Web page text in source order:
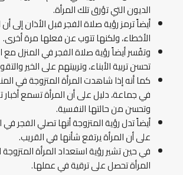
الديون التي تؤرق تلك المرأة.
أيضاً ترمز رؤية صلاة الفجر قبل الأذان إلى
الأخطاء، ولكنها تتوب عن فعلها مرة أخرى.
وتفُسر أيضاً رؤية صلاة الفجر في المنزل مع
تحسن تربية الأبناء، وتربيتهم على الخير
كما أنه إذا شاهدت المرأة المتزوجة في
في جماعة، دليل على أن المرأة تسمع
وتحسن من حالتها النفسية.
أيضاً تدل رؤية المتزوجة أنها تصلي الفجر في
على أن المرأة يرتفع شأنها في القريب.
في حين تشير رؤية استعداد المرأة المتزوجة
المرأة تحصل على ترقية في عملها.